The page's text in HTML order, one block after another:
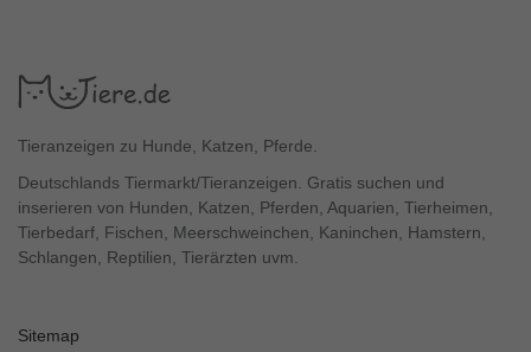
Tieranzeigen zu Hunde, Katzen, Pferde.
Deutschlands Tiermarkt/Tieranzeigen. Gratis suchen und
inserieren von Hunden, Katzen, Pferden, Aquarien, Tierheimen,
Tierbedarf, Fischen, Meerschweinchen, Kaninchen, Hamstern,
Schlangen, Reptilien, Tierärzten uvm.
Sitemap